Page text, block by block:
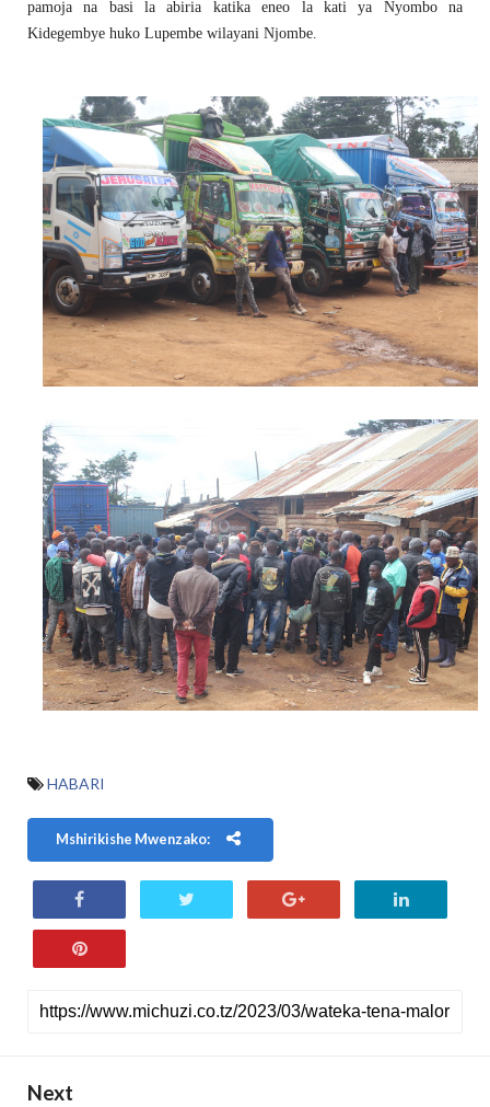
pamoja na basi la abiria katika eneo la kati ya Nyombo na
Kidegembye huko Lupembe wilayani Njombe.
HABARI
Mshirikishe Mwenzako:
Next